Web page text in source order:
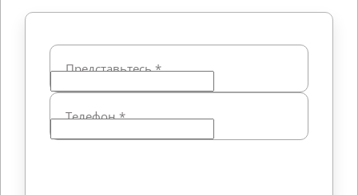
Представьтесь*
Телефон*